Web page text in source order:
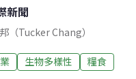
新聞
（Tucker Chang）
生物多樣性 糧食